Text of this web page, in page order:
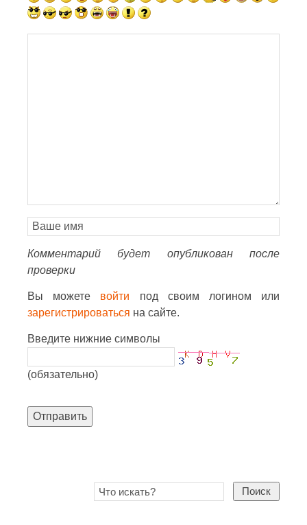
Комментарий будет опубликован после
проверки
Вы можете войти под своим логином или
зарегистрироваться на сайте.
Введите нижние символы
(обязательно)
Отправить
Поиск